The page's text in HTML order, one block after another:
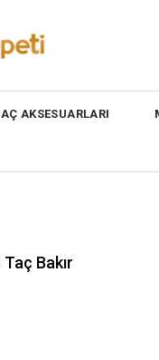
AKSESUARLARI
Bakır